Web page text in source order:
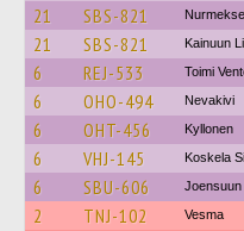
21 SBS-821
21 SBS-821 Kainuun
6 REJ-533 Toimi
6 OHO-494 Nevakivi
6 OHT-456 Kyllonen
6 VHJ-145 Koskela
6 SBU-606 Joensuun
2 TNJ-102 Vesma